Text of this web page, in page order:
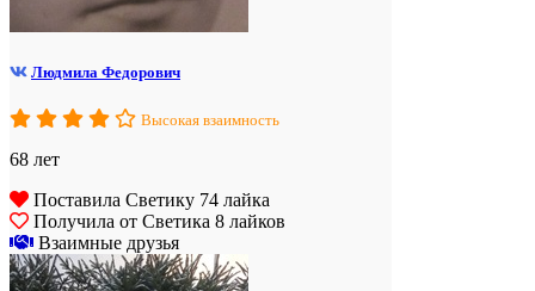
Людмила Федорович
Высокая взаимность
68 лет
Поставила Светику 74 лайка
Получила от Светика 8 лайков
Взаимные друзья